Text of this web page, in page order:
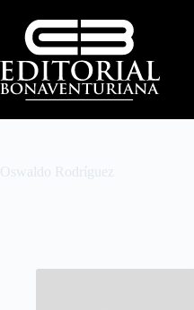
Oswaldo Rodríguez